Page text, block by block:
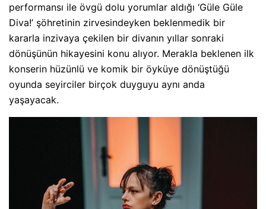
performansı ile övgü dolu yorumlar aldığı ‘Güle Güle
Diva!’ şöhretinin zirvesindeyken beklenmedik bir
kararla inzivaya çekilen bir divanın yıllar sonraki
dönüşünün hikayesini konu alıyor. Merakla beklenen ilk
konserin hüzünlü ve komik bir öyküye dönüştüğü
oyunda seyirciler birçok duyguyu aynı anda
yaşayacak.